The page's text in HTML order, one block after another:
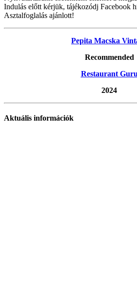
Indulás előtt kérjük, tájékozódj Facebook
Asztalfoglalás ajánlott!
Pepita Macska
Recommended
Restaurant Guru
2024
Aktuális információk